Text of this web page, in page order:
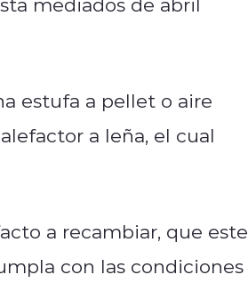
estufa a pellet o aire
a leña, el cual
a recambiar, que este
con las condiciones